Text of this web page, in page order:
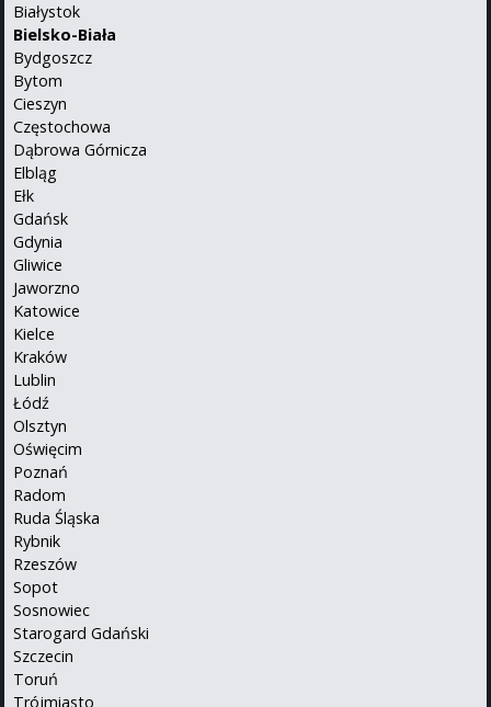
Białystok
Bielsko-Biała
Bydgoszcz
Bytom
Cieszyn
Częstochowa
Dąbrowa Górnicza
Elbląg
Ełk
Gdańsk
Gdynia
Gliwice
Jaworzno
Katowice
Kielce
Kraków
Lublin
Łódź
Olsztyn
Oświęcim
Poznań
Radom
Ruda Śląska
Rybnik
Rzeszów
Sopot
Sosnowiec
Starogard Gdański
Szczecin
Toruń
Trójmiasto